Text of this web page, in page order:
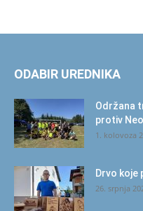
ODABIR UREDNIKA
Održana
protiv
1. kolovoza
Drvo koje
26. srpnja